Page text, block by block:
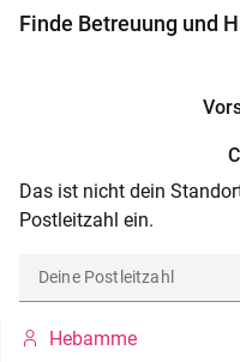
Finde Betreuung und
Das ist nicht dein
Postleitzahl ein.
Hebamme